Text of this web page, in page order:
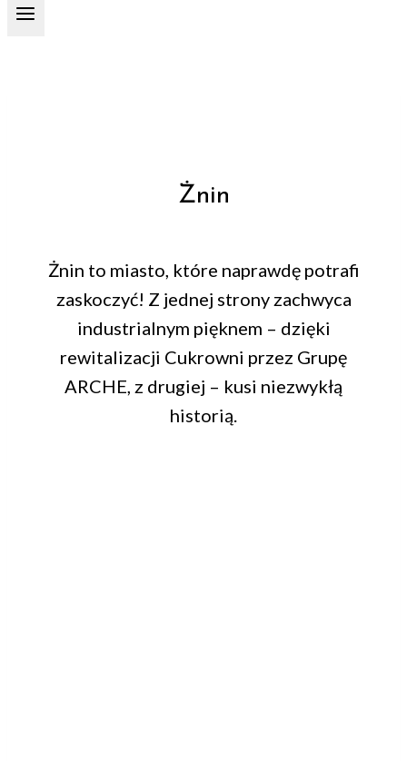
Żnin
Żnin to miasto, które naprawdę potrafi
zaskoczyć! Z jednej strony zachwyca
industrialnym pięknem – dzięki
rewitalizacji Cukrowni przez Grupę
ARCHE, z drugiej – kusi niezwykłą
historią.